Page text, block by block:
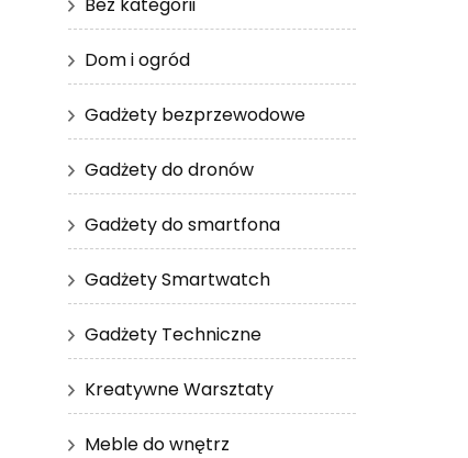
Dom i ogród
Gadżety bezprzewodowe
Gadżety do dronów
Gadżety do smartfona
Gadżety Smartwatch
Gadżety Techniczne
Kreatywne Warsztaty
Meble do wnętrz